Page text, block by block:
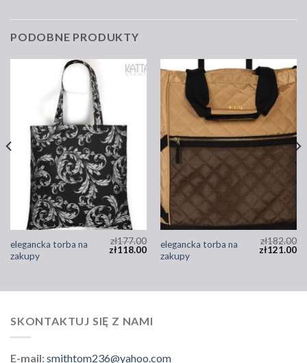
PODOBNE PRODUKTY
elegancka torba na
zakupy
zł177.00
zł118.00
elegancka torba na
zakupy
zł182.00
zł121.00
SKONTAKTUJ SIĘ Z NAMI
E-mail:smithtom236@yahoo.com